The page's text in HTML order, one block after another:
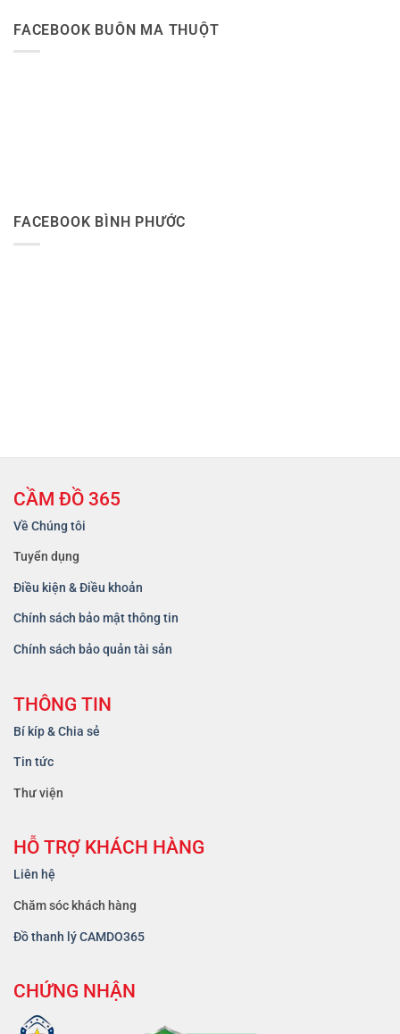
FACEBOOK BUÔN MA THUỘT
FACEBOOK BÌNH PHƯỚC
CẦM ĐỒ 365
Về Chúng tôi
Tuyển dụng
Điều kiện & Điều khoản
Chính sách bảo mật thông tin
Chính sách bảo quản tài sản
THÔNG TIN
Bí kíp & Chia sẻ
Tin tức
Thư viện
HỖ TRỢ KHÁCH HÀNG
Liên hệ
Chăm sóc khách hàng
Đồ thanh lý CAMDO365
CHỨNG NHẬN